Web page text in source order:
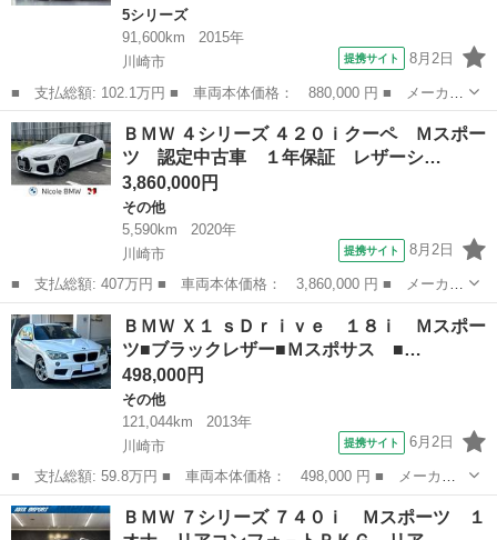
5シリーズ
91,600km
2015年
川崎市
提携サイト 8月2日
■ 支払総額: 102.1万円 ■ 車両本体価格： 880,000 円 ■ メーカー
名： ＢＭＷ ■ 車種名： ５シリーズ ■ グレード名： ５２３
ｄ ラグジュアリー 後期型 Ｄアシスト 黒革 ＳＲ ＨＤＤナビ
Ｂカメラ タ...
神奈川 川崎市
ＢＭＷ ４シリーズ ４２０ｉクーペ Ｍスポー
ツ 認定中古車 １年保証 レザーシ…
3,860,000円
その他
5,590km
2020年
川崎市
提携サイト 8月2日
■ 支払総額: 407万円 ■ 車両本体価格： 3,860,000 円 ■ メーカー
名： ＢＭＷ ■ 車種名： ４シリーズ ■ グレード名： ４２０ｉ
クーペ Ｍスポーツ 認定中古車 １年保証 レザーシート １８イ
ンチＡＷ ...
神奈川 川崎市
ＢＭＷ Ｘ１ ｓＤｒｉｖｅ １８ｉ Ｍスポー
ツ■ブラックレザー■Ｍスポサス ■…
498,000円
その他
121,044km
2013年
川崎市
提携サイト 6月2日
■ 支払総額: 59.8万円 ■ 車両本体価格： 498,000 円 ■ メーカー
名： ＢＭＷ ■ 車種名： Ｘ１ ■ グレード名： ｓＤｒｉｖｅ
１８ｉ Ｍスポーツ■ブラックレザー■Ｍスポサス ■Ｍスポーツ専用
神奈川 川崎市 その他
ＢＭＷ ７シリーズ ７４０ｉ Ｍスポーツ １